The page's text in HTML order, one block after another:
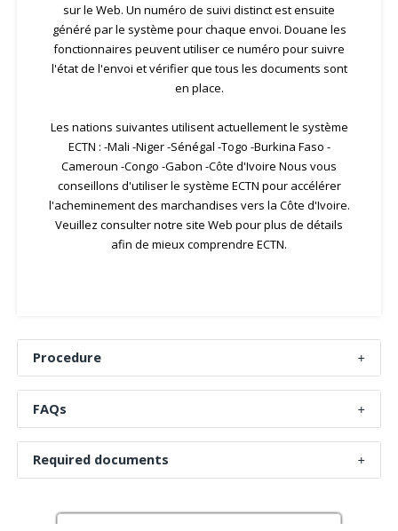
sur le Web. Un numéro de suivi distinct est ensuite
généré par le système pour chaque envoi. Douane les
fonctionnaires peuvent utiliser ce numéro pour suivre
l'état de l'envoi et vérifier que tous les documents sont
en place.
Les nations suivantes utilisent actuellement le système
ECTN : -Mali -Niger -Sénégal -Togo -Burkina Faso -
Cameroun -Congo -Gabon -Côte d'Ivoire Nous vous
conseillons d'utiliser le système ECTN pour accélérer
l'acheminement des marchandises vers la Côte d'Ivoire.
Veuillez consulter notre site Web pour plus de détails
afin de mieux comprendre ECTN.
Procedure
FAQs
Required documents